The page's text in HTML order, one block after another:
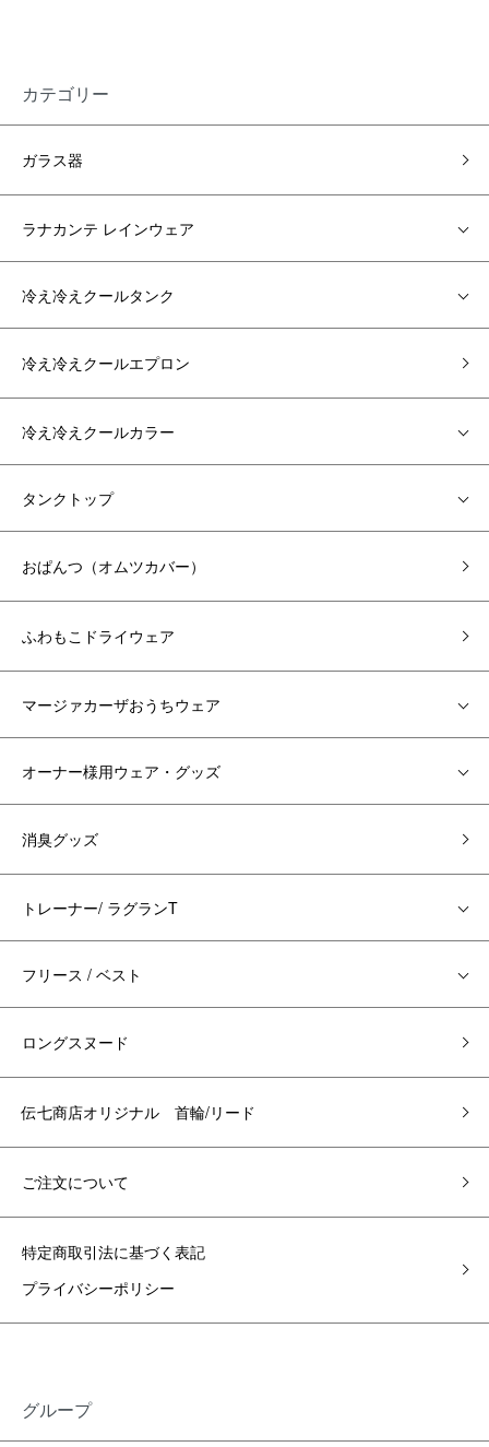
カテゴリー
ガラス器
ラナカンテ レインウェア
冷え冷えクールタンク
冷え冷えクールエプロン
冷え冷えクールカラー
タンクトップ
おぱんつ（オムツカバー）
ふわもこドライウェア
マージァカーザおうちウェア
オーナー様用ウェア・グッズ
消臭グッズ
トレーナー/ ラグランT
フリース / ベスト
ロングスヌード
伝七商店オリジナル 首輪/リード
ご注文について
特定商取引法に基づく表記
プライバシーポリシー
グループ